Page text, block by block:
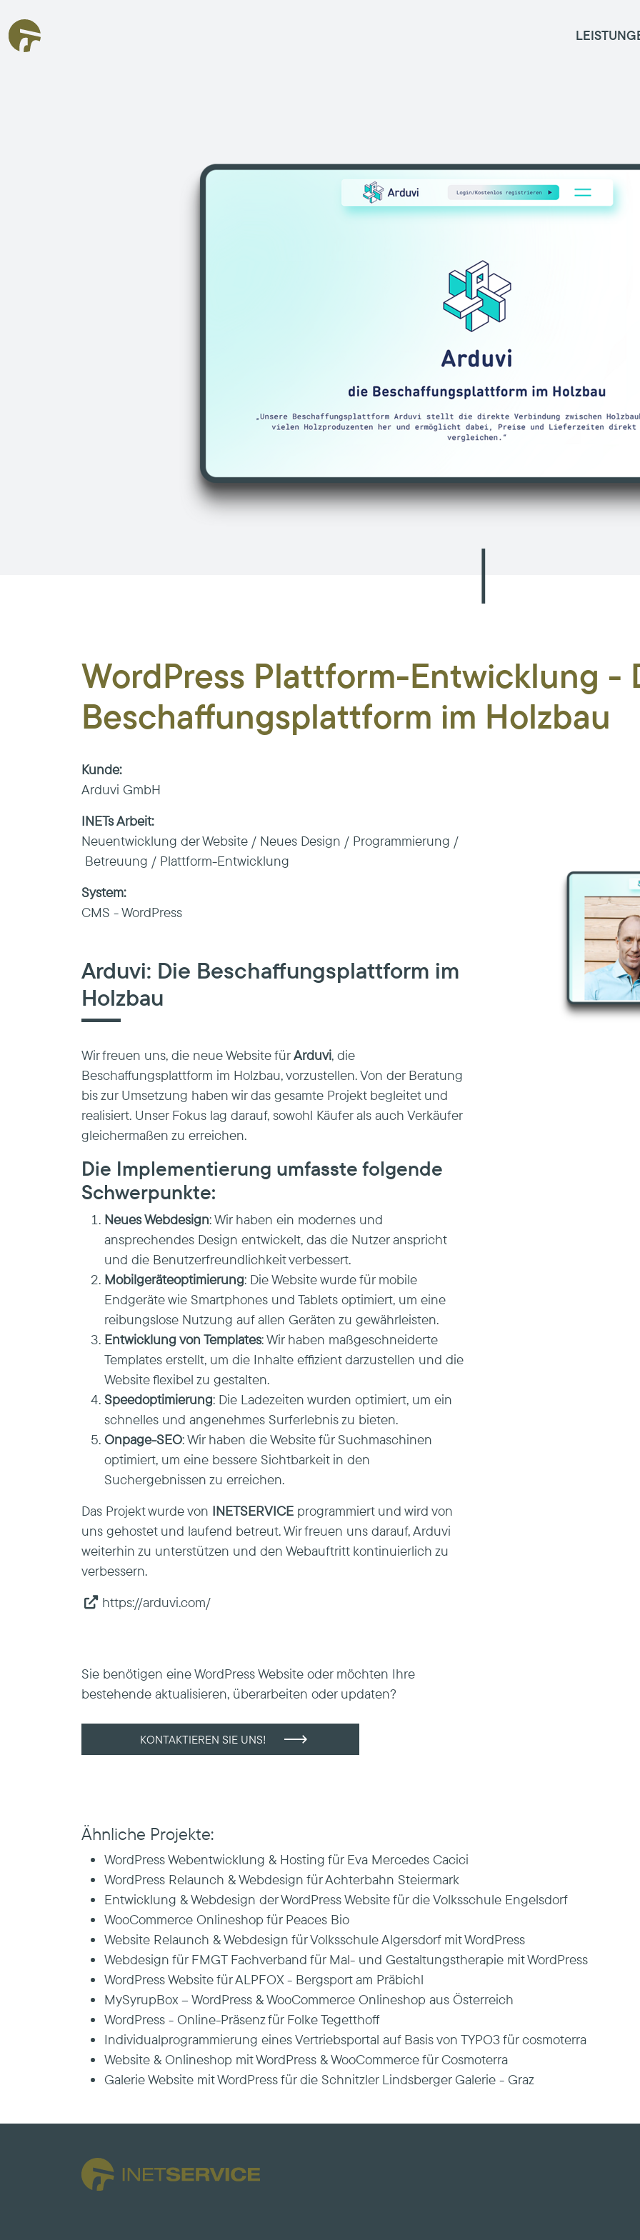
WordPress Plattform-Entwicklung -
Beschaffungsplattform im Holzbau
Kunde:
Arduvi GmbH
INETs Arbeit:
Neuentwicklung der Website / Neues Design / Programmierung /
Betreuung / Plattform-Entwicklung
System:
CMS - WordPress
Arduvi: Die Beschaffungsplattform im
Holzbau
Wir freuen uns, die neue Website fürArduvi, die
Beschaffungsplattform im Holzbau, vorzustellen. Von der Beratung
bis zur Umsetzung haben wir das gesamte Projekt begleitet und
realisiert. Unser Fokus lag darauf, sowohl Käufer als auch Verkäufer
gleichermaßen zu erreichen.
Die Implementierung umfasste folgende
Schwerpunkte:
Neues Webdesign: Wir haben ein modernes und
ansprechendes Design entwickelt, das die Nutzer anspricht
und die Benutzerfreundlichkeit verbessert.
Mobilgeräteoptimierung: Die Website wurde für mobile
Endgeräte wie Smartphones und Tablets optimiert, um eine
reibungslose Nutzung auf allen Geräten zu gewährleisten.
Entwicklung von Templates: Wir haben maßgeschneiderte
Templates erstellt, um die Inhalte effizient darzustellen und die
Website flexibel zu gestalten.
Speedoptimierung: Die Ladezeiten wurden optimiert, um ein
schnelles und angenehmes Surferlebnis zu bieten.
Onpage-SEO: Wir haben die Website für Suchmaschinen
optimiert, um eine bessere Sichtbarkeit in den
Suchergebnissen zu erreichen.
Das Projekt wurde von INETSERVICE programmiert und wird von
uns gehostet und laufend betreut. Wir freuen uns darauf, Arduvi
weiterhin zu unterstützen und den Webauftritt kontinuierlich zu
verbessern.
https://arduvi.com/
Sie benötigen eine WordPress Website oder möchten Ihre
bestehende aktualisieren, überarbeiten oder updaten?
KONTAKTIEREN SIE UNS!
Ähnliche Projekte:
WordPress Webentwicklung & Hosting für Eva Mercedes Cacici
WordPress Relaunch & Webdesign für Achterbahn Steiermark
Entwicklung & Webdesign der WordPress Website für die Volksschule Engelsdorf
WooCommerce Onlineshop für Peaces Bio
Website Relaunch & Webdesign für Volksschule Algersdorf mit WordPress
Webdesign für FMGT Fachverband für Mal- und Gestaltungstherapie mit WordPress
WordPress Website für ALPFOX - Bergsport am Präbichl
MySyrupBox – WordPress & WooCommerce Onlineshop aus Österreich
WordPress - Online-Präsenz für Folke Tegetthoff
Individualprogrammierung eines Vertriebsportal auf Basis von TYPO3 für cosmoterra
Website & Onlineshop mit WordPress & WooCommerce für Cosmoterra
Galerie Website mit WordPress für die Schnitzler Lindsberger Galerie - Graz